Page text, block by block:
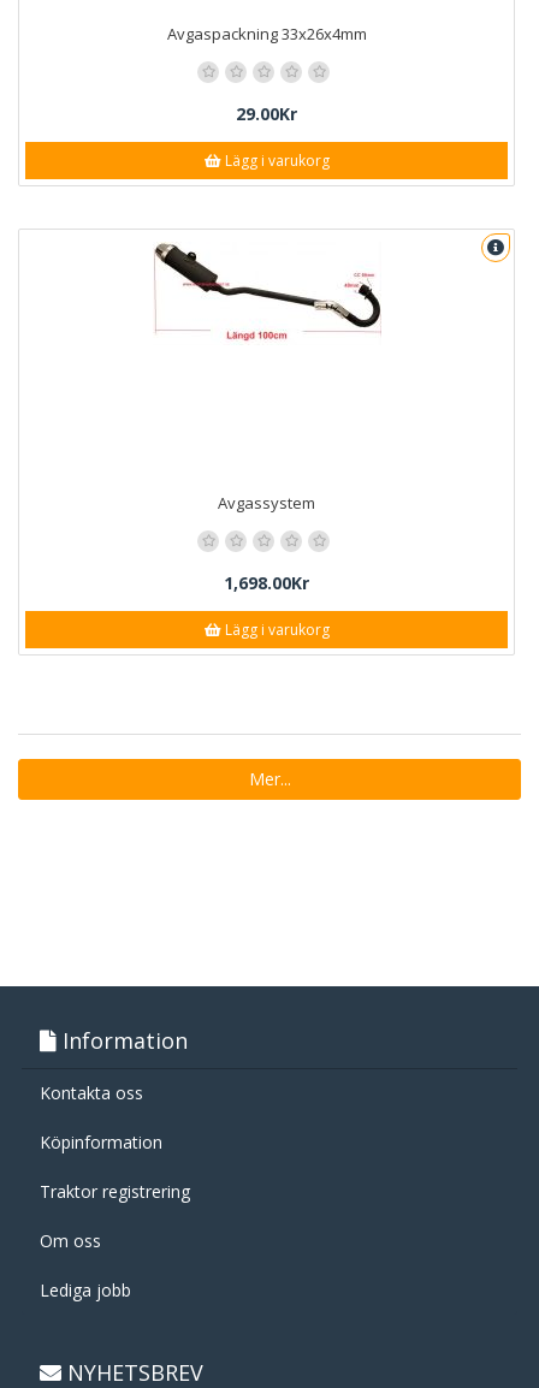
Avgaspackning 33x26x4mm
29.00Kr
Lägg i varukorg
Avgassystem
1,698.00Kr
Lägg i varukorg
Mer...
Information
Kontakta oss
Köpinformation
Traktor registrering
Om oss
Lediga jobb
NYHETSBREV